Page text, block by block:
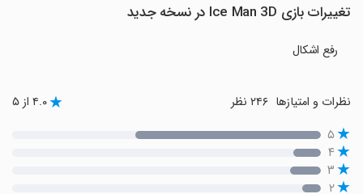
تغییرات بازی Ice Man 3D در نسخه جدید
رفع اشکال
نظرات و امتیازها ۴.۰ از ۵
۵
۴
۳
۲